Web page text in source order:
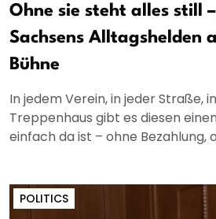
Ohne sie steht alles still
Sachsens Alltagshelden
Bühne
In jedem Verein, in jeder Straße,
Treppenhaus gibt es diesen
einfach da ist – ohne Bezahlung,
POLITICS